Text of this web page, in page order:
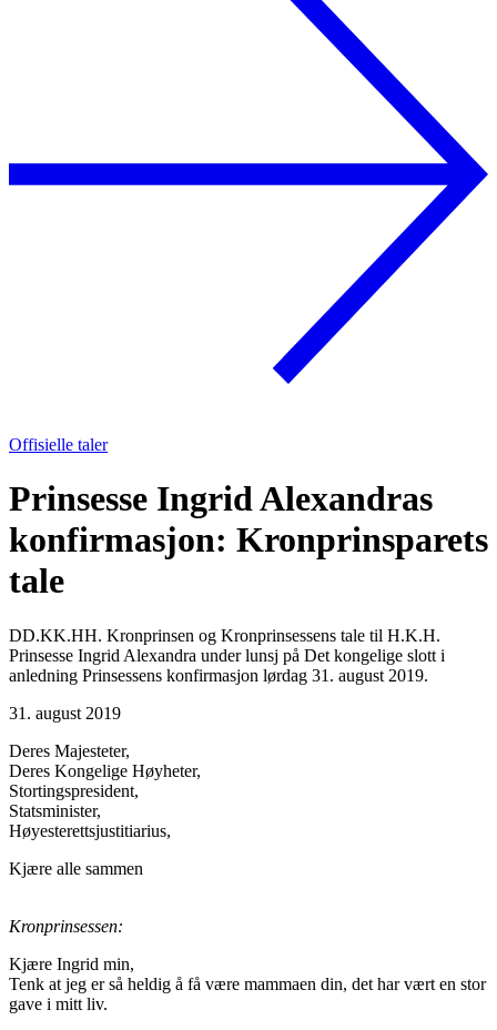
Offisielle taler
Prinsesse Ingrid Alexandras
konfirmasjon: Kronprinsparets
tale
DD.KK.HH. Kronprinsen og Kronprinsessens tale til H.K.H.
Prinsesse Ingrid Alexandra under lunsj på Det kongelige slott i
anledning Prinsessens konfirmasjon lørdag 31. august 2019.
31. august 2019
Deres Majesteter,
Deres Kongelige Høyheter,
Stortingspresident,
Statsminister,
Høyesterettsjustitiarius,
Kjære alle sammen
Kronprinsessen:
Kjære Ingrid min,
Tenk at jeg er så heldig å få være mammaen din, det har vært en stor
gave i mitt liv.